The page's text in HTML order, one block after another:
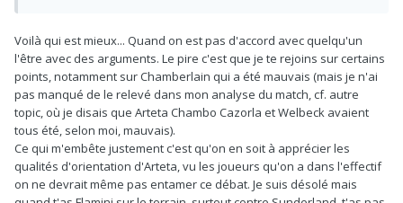
Voilà qui est mieux... Quand on est pas d'accord avec quelqu'un
l'être avec des arguments. Le pire c'est que je te rejoins sur certains
points, notamment sur Chamberlain qui a été mauvais (mais je n'ai
pas manqué de le relevé dans mon analyse du match, cf. autre
topic, où je disais que Arteta Chambo Cazorla et Welbeck avaient
tous été, selon moi, mauvais).
Ce qui m'embête justement c'est qu'on en soit à apprécier les
qualités d'orientation d'Arteta, vu les joueurs qu'on a dans l'effectif
on ne devrait même pas entamer ce débat. Je suis désolé mais